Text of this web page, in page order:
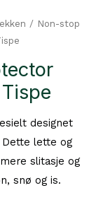
/ Non-stop
designet
lette og
slitasje og
snø og is.